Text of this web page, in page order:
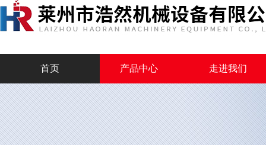
首页 产品中心 走进我们